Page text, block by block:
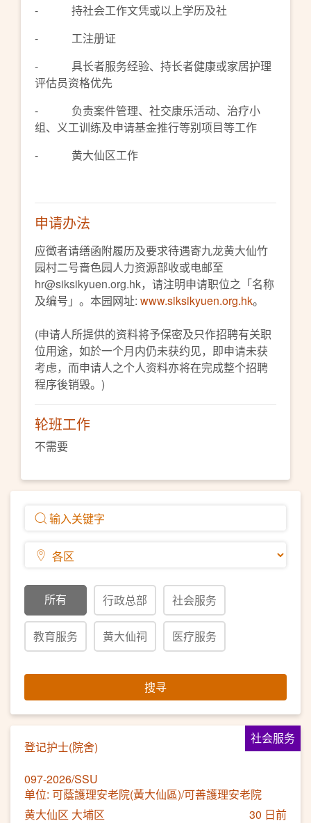
所有 行政总部 社会服务
教育服务 黄大仙祠 医疗服务
搜寻
社会服务
登记护士(院舍)
097-2026/SSU
单位: 可蔭護理安老院(黃大仙區)/可善護理安老院
黄大仙区 大埔区
30 日前
- 持社会工作文凭或以上学历及社
- 工注册证
- 具长者服务经验、持长者健康或家居护理
评估员资格优先
- 负责案件管理、社交康乐活动、治疗小
组、义工训练及申请基金推行等别项目等工作
- 黄大仙区工作
申请办法
应徵者请缮函附履历及要求待遇寄九龙黄大仙竹
园村二号啬色园人力资源部收或电邮至
hr@siksikyuen.org.hk，请注明申请职位之「名称
及编号」。本园网址: www.siksikyuen.org.hk。
(申请人所提供的资料将予保密及只作招聘有关职
位用途，如於一个月内仍未获约见，即申请未获
考虑，而申请人之个人资料亦将在完成整个招聘
程序後销毁。)
轮班工作
不需要